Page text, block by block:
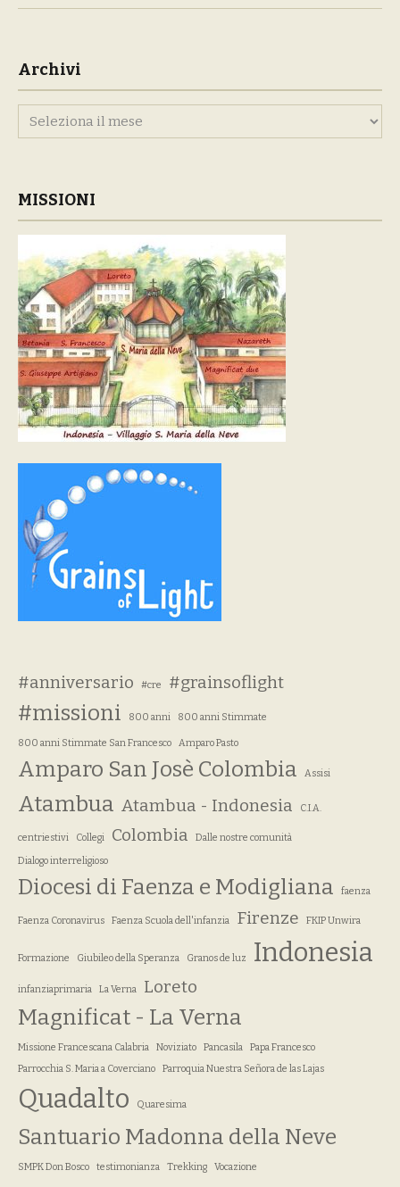
Archivi
Archivi
MISSIONI
#anniversario #cre #grainsoflight
#missioni 800 anni 800 anni Stimmate
800 anni Stimmate San Francesco Amparo Pasto
Amparo San Josè Colombia Assisi
Atambua Atambua - Indonesia C.I.A.
centriestivi Collegi Colombia
Dalle nostre comunità
Dialogo interreligioso
Diocesi di Faenza e Modigliana faenza
Faenza Coronavirus Faenza Scuola dell'infanzia Firenze FKIP Unwira
Formazione Giubileo della Speranza Granos de luz Indonesia
infanziaprimaria La Verna Loreto
Magnificat - La Verna
Missione Francescana Calabria Noviziato Pancasila
Papa Francesco
Parrocchia S. Maria a Coverciano
Parroquia Nuestra Señora de las Lajas
Quadalto Quaresima
Santuario Madonna della Neve
SMPK Don Bosco testimonianza Trekking Vocazione